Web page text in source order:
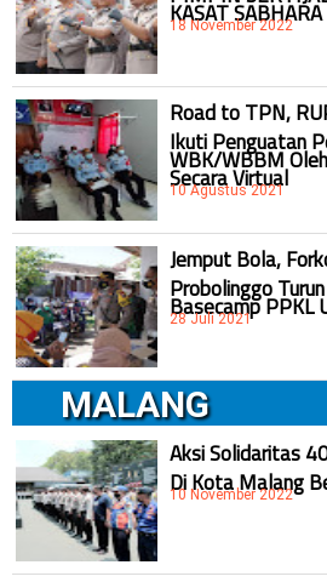
KASAT SABHARA
18 November 2022
Road to TPN,
Ikuti Penguatan
WBK/WBBM
Secara Virtual
10 Agustus 2021
Jemput Bola,
Probolinggo
Basecamp PPKL
28 Juli 2021
MALANG
Aksi Solidaritas
Di Kota Malang
10 November 2022